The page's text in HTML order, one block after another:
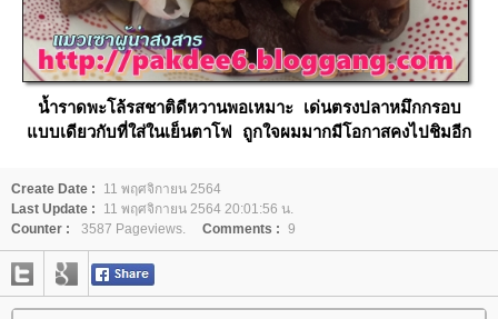
น้ำราดพะโล้รสชาติดีหวานพอเหมาะ เด่นตรงปลาหมึกกรอบ
บบเดียวกับที่ใส่ในเย็นตาโฟ ถูกใจผมมากมีโอกาสคงไปชิมอีก
Create Date :
11 พฤศจิกายน 2564
Last Update :
11 พฤศจิกายน 2564 20:01:56 น.
Counter :
3587 Pageviews. Comments : 9